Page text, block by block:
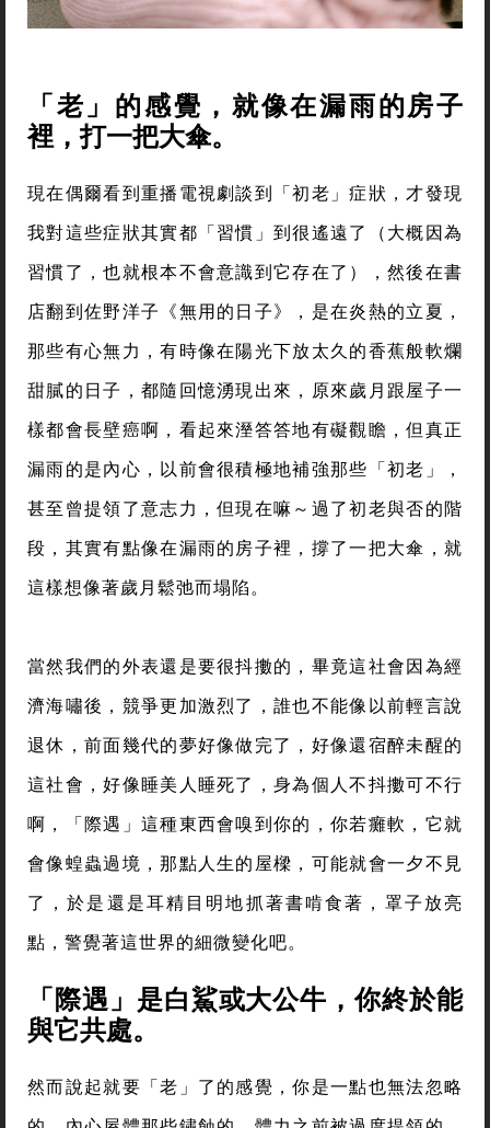
「老」的感覺，就像在漏雨的房子
裡，打一把大傘。
現在偶爾看到重播電視劇談到「初老」症狀，才發現
我對這些症狀其實都「習慣」到很遙遠了（大概因為
習慣了，也就根本不會意識到它存在了），然後在書
店翻到佐野洋子《無用的日子》，是在炎熱的立夏，
那些有心無力，有時像在陽光下放太久的香蕉般軟爛
甜膩的日子，都隨回憶湧現出來，原來歲月跟屋子一
樣都會長壁癌啊，看起來溼答答地有礙觀瞻，但真正
漏雨的是內心，以前會很積極地補強那些「初老」，
甚至曾提領了意志力，但現在嘛～過了初老與否的階
段，其實有點像在漏雨的房子裡，撐了一把大傘，就
這樣想像著歲月鬆弛而塌陷。
當然我們的外表還是要很抖擻的，畢竟這社會因為經
濟海嘯後，競爭更加激烈了，誰也不能像以前輕言說
退休，前面幾代的夢好像做完了，好像還宿醉未醒的
這社會，好像睡美人睡死了，身為個人不抖擻可不行
啊，「際遇」這種東西會嗅到你的，你若癱軟，它就
會像蝗蟲過境，那點人生的屋樑，可能就會一夕不見
了，於是還是耳精目明地抓著書啃食著，罩子放亮
點，警覺著這世界的細微變化吧。
「際遇」是白鯊或大公牛，你終於能
與它共處。
然而說起就要「老」了的感覺，你是一點也無法忽略